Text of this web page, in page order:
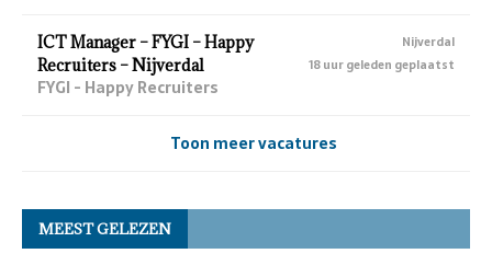
ICT Manager – FYGI – Happy
Recruiters – Nijverdal
FYGI - Happy Recruiters
Nijverdal
18 uur geleden geplaatst
Toon meer vacatures
MEEST GELEZEN